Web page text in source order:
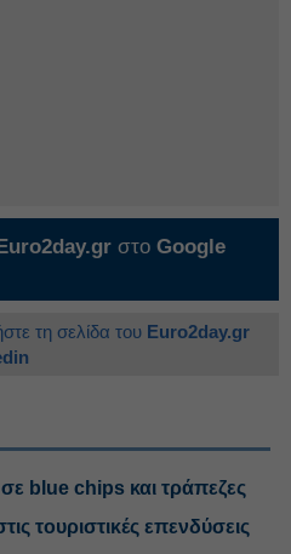
στο Google
τη σελίδα του Euro2day.gr
blue chips και τράπεζες
τουριστικές επενδύσεις